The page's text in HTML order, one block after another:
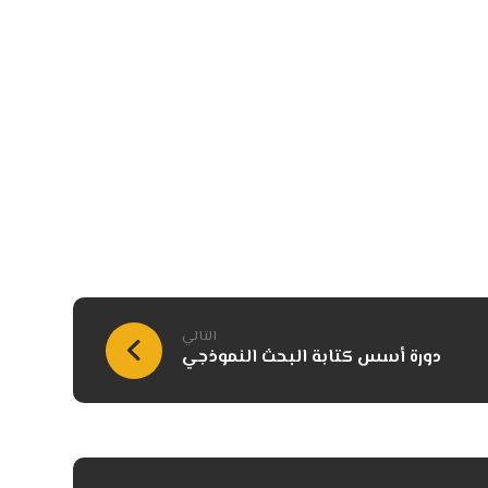
التالي
دورة أسس كتابة البحث النموذجي